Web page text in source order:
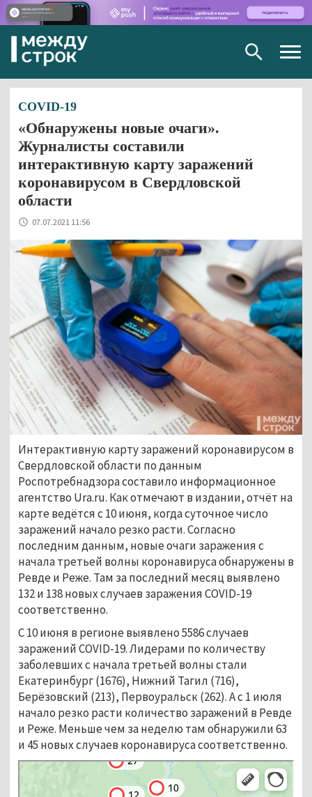
COVID-19
«Обнаружены новые очаги».
Журналисты составили
интерактивную карту заражений
коронавирусом в Свердловской
области
07.07.2021 11:56
Интерактивную карту заражений коронавирусом в
Свердловской области по данным
Роспотребнадзора составило информационное
агентство Ura.ru. Как отмечают в издании, отчёт на
карте ведётся с 10 июня, когда суточное число
заражений начало резко расти. Согласно
последним данным, новые очаги заражения с
начала третьей волны коронавируса обнаружены в
Ревде и Реже. Там за последний месяц выявлено
132 и 138 новых случаев заражения COVID-19
соответственно.
С 10 июня в регионе выявлено 5586 случаев
заражений COVID-19. Лидерами по количеству
заболевших с начала третьей волны стали
Екатеринбург (1676), Нижний Тагил (716),
Берёзовский (213), Первоуральск (262). А с 1 июля
начало резко расти количество заражений в Ревде
и Реже. Меньше чем за неделю там обнаружили 63
и 45 новых случаев коронавируса соответственно.
Яндекс.Карты
Яндекс.Карты — транспорт, навигация, поиск мест